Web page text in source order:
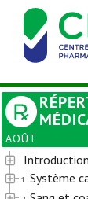
AOÛT
Introduction
1. Système